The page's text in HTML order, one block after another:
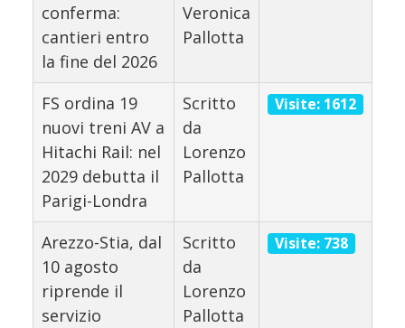
conferma:
cantieri entro
la fine del 2026
Veronica
Pallotta
FS ordina 19
nuovi treni AV a
Hitachi Rail: nel
2029 debutta il
Parigi-Londra
Scritto
da
Lorenzo
Pallotta
Visite: 1612
Arezzo-Stia, dal
10 agosto
riprende il
servizio
Scritto
da
Lorenzo
Pallotta
Visite: 738